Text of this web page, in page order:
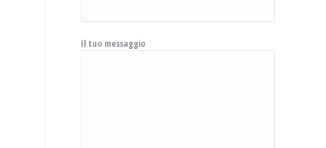
Il tuo messaggio